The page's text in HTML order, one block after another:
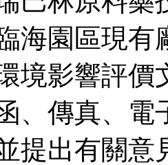
海園區現
境影響評價
、傳真、電
提出有關意